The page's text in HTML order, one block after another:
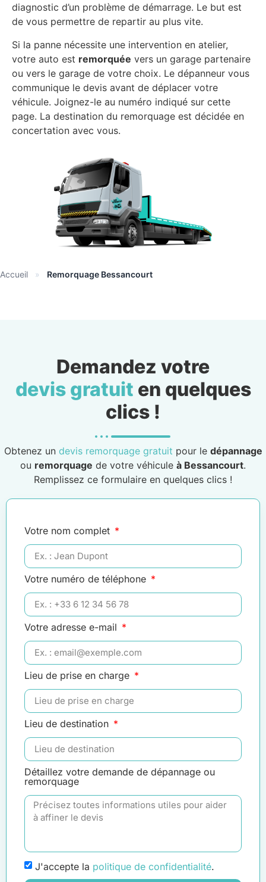
diagnostic d’un problème de démarrage. Le but est
de vous permettre de repartir au plus vite.
Si la panne nécessite une intervention en atelier,
votre auto est remorquée vers un garage partenaire
ou vers le garage de votre choix. Le dépanneur vous
communique le devis avant de déplacer votre
véhicule. Joignez-le au numéro indiqué sur cette
page. La destination du remorquage est décidée en
concertation avec vous.
Accueil » Remorquage Bessancourt
Demandez votre
devis gratuit en quelques
clics !
Obtenez un devis remorquage gratuit pour le dépannage
ou remorquage de votre véhicule à Bessancourt.
Remplissez ce formulaire en quelques clics !
Votre nom complet
Votre numéro de téléphone
Votre adresse e-mail
Lieu de prise en charge
Lieu de destination
Détaillez votre demande de dépannage ou
remorquage
J'accepte la politique de confidentialité.